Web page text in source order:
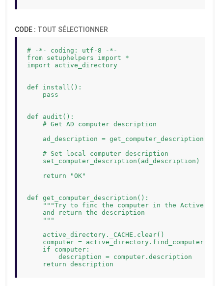
CODE : TOUT SÉLECTIONNER
# -*- coding: utf-8 -*-
from setuphelpers import *
import active_directory
def install():
    pass
def audit():
    # Get AD computer description
    ad_description = get_computer_description()
    # Set local computer description
    set_computer_description(ad_description)
    return "OK"
def get_computer_description():
"""Try to finc the computer in the Active
    and return the description
    """
    active_directory._CACHE.clear()
    computer = active_directory.find_computer()
    if computer:
        description = computer.description